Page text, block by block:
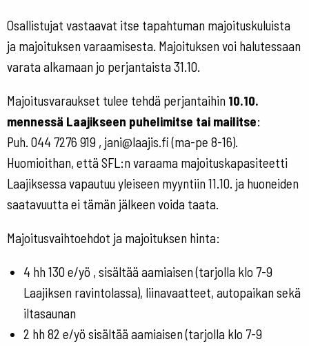
Osallistujat vastaavat itse tapahtuman majoituskuluista
ja majoituksen varaamisesta. Majoituksen voi halutessaan
varata alkamaan jo perjantaista 31.10.
Majoitusvaraukset tulee tehdä perjantaihin 10.10.
mennessä Laajikseen puhelimitse tai mailitse:
Puh. 044 7276 919 , jani@laajis.fi(ma-pe 8-16).
Huomioithan, että SFL:n varaama majoituskapasiteetti
Laajiksessa vapautuu yleiseen myyntiin 11.10. ja huoneiden
saatavuutta ei tämän jälkeen voida taata.
Majoitusvaihtoehdot ja majoituksen hinta:
4 hh 130 e/yö , sisältää aamiaisen (tarjolla klo 7-9
Laajiksen ravintolassa), liinavaatteet, autopaikan sekä
iltasaunan
2 hh 82 e/yö sisältää aamiaisen (tarjolla klo 7-9